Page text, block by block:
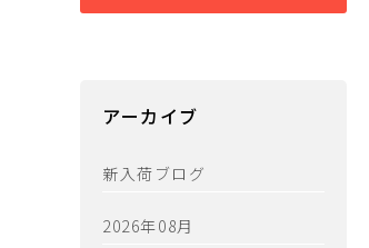
アーカイブ
新入荷ブログ
2026年08月